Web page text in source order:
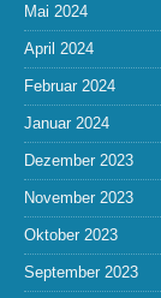
Mai 2024
April 2024
Februar 2024
Januar 2024
Dezember 2023
November 2023
Oktober 2023
September 2023